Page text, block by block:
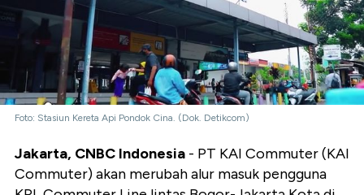
Foto: Stasiun Kereta Api Pondok Cina. (Dok. Detikcom)
Jakarta, CNBC Indonesia - PT KAI Commuter (KAI
Commuter) akan merubah alur masuk pengguna